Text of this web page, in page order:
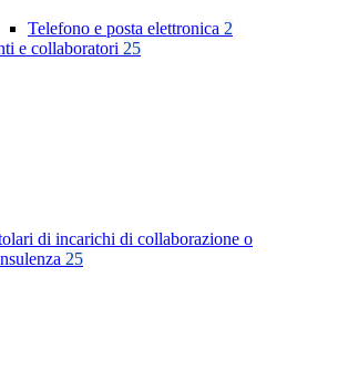
Telefono e posta elettronica 2
e collaboratori 25
di incarichi di collaborazione o
25